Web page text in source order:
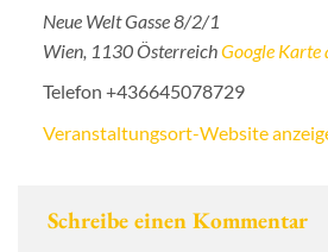
Neue Welt Gasse 8/2/1
Wien, 1130ÖsterreichGoogle Karte
Telefon +436645078729
Veranstaltungsort-Website
Schreibe einen Kommentar